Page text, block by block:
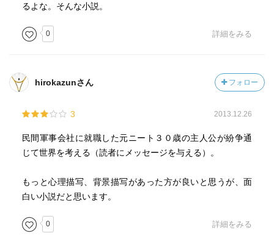
るよな。そんな小説。
0 詳細をみる
hirokazunさん フォロー
3 2013.12.26
民間軍事会社に就職した元ニート３０歳の主人公が紛争通
じて世界を考える（読者にメッセージを与える）。
もっと心理描写、背景描写があった方が良いと思うが、面
白い小説だと思います。
0 詳細をみる